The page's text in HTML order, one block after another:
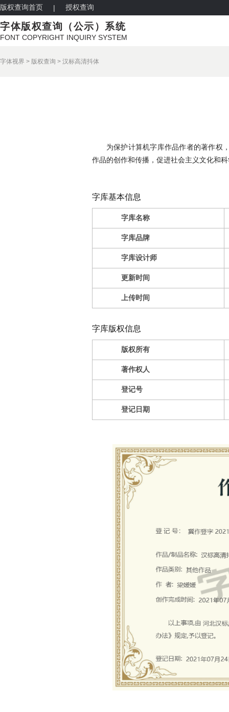
版权查询首页 | 授权查询
字体版权查询（公示）系统
FONT COPYRIGHT INQUIRY SYSTEM
字体视界 > 版权查询 > 汉标高清抖体
为保护计算机字库作品作者的著作权
作品的创作和传播，促进社会主义文化和
字库基本信息
字库名称
字库品牌
字库设计师
更新时间
上传时间
字库版权信息
版权所有
著作权人
登记号
登记日期